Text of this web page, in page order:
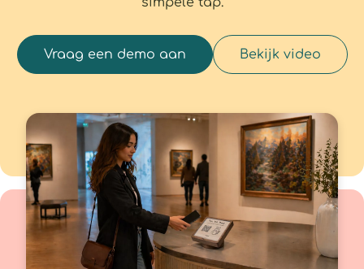
Vraag een demo aan Bekijk video